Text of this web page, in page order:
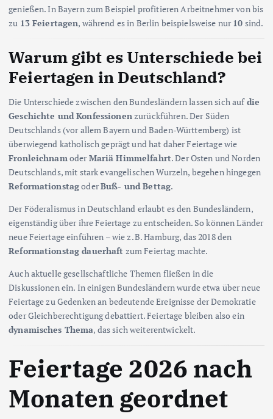
genießen. In Bayern zum Beispiel profitieren Arbeitnehmer von bis
zu 13 Feiertagen, während es in Berlin beispielsweise nur10 sind.
Warum gibt es Unterschiede bei
Feiertagen in Deutschland?
Die Unterschiede zwischen den Bundesländern lassen sich aufdie
Geschichte und Konfessionenzurückführen. Der Süden
Deutschlands (vor allem Bayern und Baden-Württemberg) ist
überwiegend katholisch geprägt und hat daher Feiertage wie
FronleichnamoderMariä Himmelfahrt. Der Osten und Norden
Deutschlands, mit stark evangelischen Wurzeln, begehen hingegen
ReformationstagoderBuß- und Bettag.
Der Föderalismus in Deutschland erlaubt es den Bundesländern,
eigenständig über ihre Feiertage zu entscheiden. So können Länder
neue Feiertage einführen – wie z. B. Hamburg, das 2018 den
Reformationstag dauerhaft zum Feiertag machte.
Auch aktuelle gesellschaftliche Themen fließen in die
Diskussionen ein. In einigen Bundesländern wurde etwa über neue
Feiertage zu Gedenken an bedeutende Ereignisse der Demokratie
oder Gleichberechtigung debattiert. Feiertage bleiben also ein
dynamisches Thema, das sich weiterentwickelt.
Feiertage 2026 nach
Monaten geordnet